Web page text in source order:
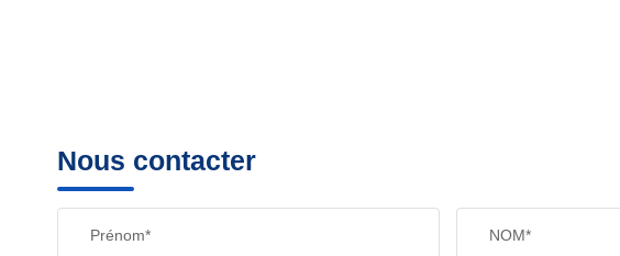
Nous contacter
Prénom* NOM*